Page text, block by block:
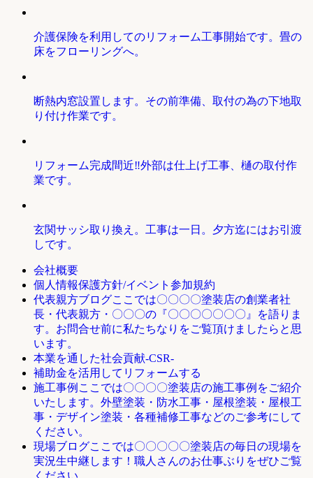
介護保険を利用してのリフォーム工事開始です。畳の
床をフローリングへ。
断熱内窓設置します。その前準備、取付の為の下地取
り付け作業です。
リフォーム完成間近‼外部は仕上げ工事、樋の取付作
業です。
玄関サッシ取り換え。工事は一日。夕方迄にはお引渡
しです。
会社概要
個人情報保護方針/イベント参加規約
代表親方ブログここでは〇〇〇〇塗装店の創業者社
長・代表親方・〇〇〇の『〇〇〇〇〇〇〇』を語りま
す。お問合せ前に私たちなりをご覧頂けましたらと思
います。
本業を通した社会貢献-CSR-
補助金を活用してリフォームする
施工事例 ここでは〇〇〇〇塗装店の施工事例をご紹介
いたします。外壁塗装・防水工事・屋根塗装・屋根工
事・デザイン塗装・各種補修工事などのご参考にして
ください。
現場ブログここでは〇〇〇〇〇塗装店の毎日の現場を
実況生中継します！職人さんのお仕事ぶりをぜひご覧